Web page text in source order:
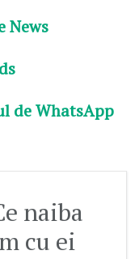
News
de WhatsApp
naiba
cu ei